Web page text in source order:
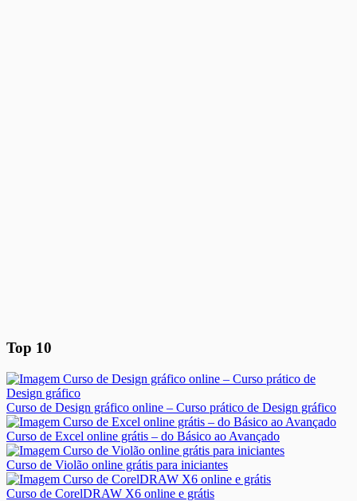
Top 10
Curso de Design gráfico online – Curso prático de Design gráfico
Curso de Excel online grátis – do Básico ao Avançado
Curso de Violão online grátis para iniciantes
Curso de CorelDRAW X6 online e grátis